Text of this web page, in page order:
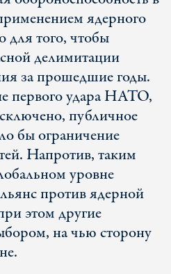
ядерного
того, чтобы
делимитации
за прошедшие годы.
первого удара НАТО,
публичное
бы ограничение
Напротив, таким
уровне
против ядерной
этом другие
на чью сторону